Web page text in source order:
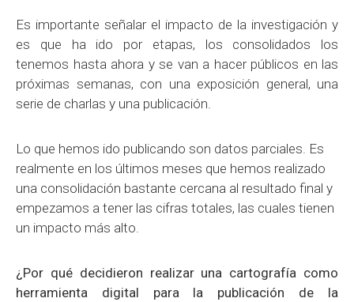
Es importante señalar el impacto de la investigación y
es que ha ido por etapas, los consolidados los
tenemos hasta ahora y se van a hacer públicos en las
próximas semanas, con una exposición general, una
serie de charlas y una publicación.
Lo que hemos ido publicando son datos parciales. Es
realmente en los últimos meses que hemos realizado
una consolidación bastante cercana al resultado final y
empezamos a tener las cifras totales, las cuales tienen
un impacto más alto.
¿Por qué decidieron realizar una cartografía como
herramienta digital para la publicación de la